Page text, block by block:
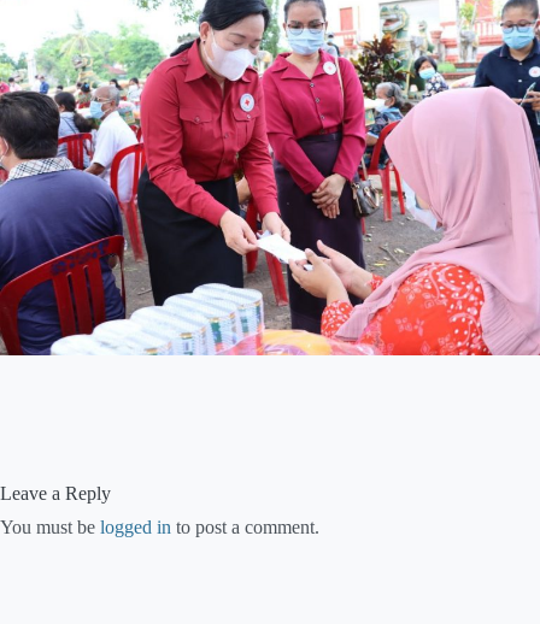
Leave a Reply
You must be logged in to post a comment.